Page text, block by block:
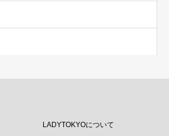
LADYTOKYOについて